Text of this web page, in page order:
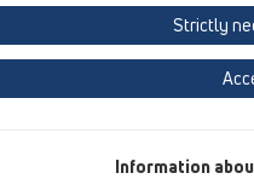
Priedai, pagalbinės (papildomos)
Product overview
Strictly
Information